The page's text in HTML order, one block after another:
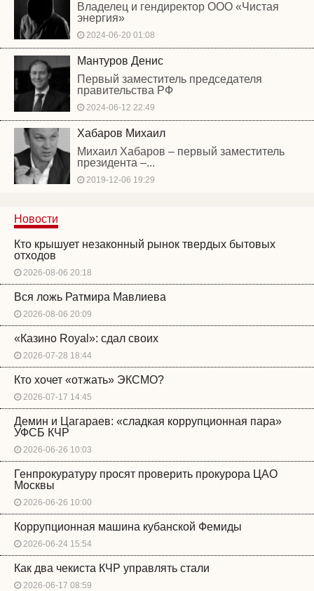
Владелец и гендиректор ООО «Чистая
энергия»
2024-06-20 01:08
Мантуров Денис
Первый заместитель председателя
правительства РФ
2024-06-12 22:49
Хабаров Михаил
Михаил Хабаров – первый заместитель
президента –...
2019-12-06 19:29
Новости
Кто крышует незаконный рынок твердых бытовых
отходов
2026-08-06 20:18
Вся ложь Ратмира Мавлиева
2026-08-06 20:09
«Казино Royal»: сдал своих
2026-07-28 18:44
Кто хочет «отжать» ЭКСМО?
2026-07-17 14:45
Демин и Цагараев: «сладкая коррупционная пара»
УФСБ КЧР
2026-06-26 10:03
Генпрокуратуру просят проверить прокурора ЦАО
Москвы
2026-06-26 10:00
Коррупционная машина кубанской Фемиды
2026-06-24 15:54
Как два чекиста КЧР управлять стали
2026-06-17 08:59